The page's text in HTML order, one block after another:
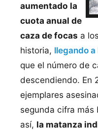
aumentado la
cuota anual de
caza de focas a
historia, llegando
que el número de
descendiendo. En
ejemplares
segunda cifra más
así, la matanza